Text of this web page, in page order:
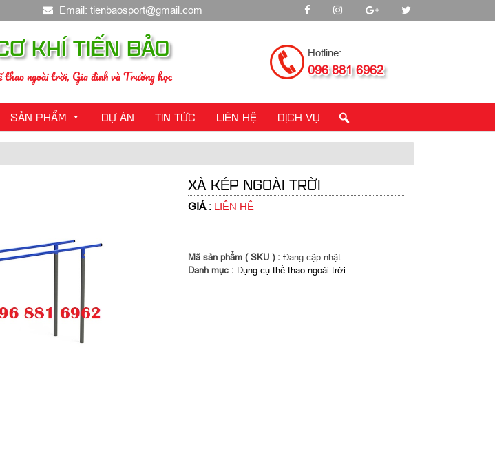
Email: tienbaosport@gmail.com
KHÍ TIẾN BẢO
ngoài trời, Gia đình và Trường học
Hotline:
096 881 6962
SẢN PHẨM DỰ ÁN TIN TỨC LIÊN HỆ DỊCH VỤ
XÀ KÉP NGOÀI TRỜI
GIÁ : LIÊN HỆ
Mã sản phẩm ( SKU ) : Đang cập nhật ...
Danh mục : Dụng cụ thể thao ngoài trời